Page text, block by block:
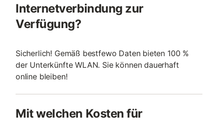
Internetverbindung zur
Verfügung?
Sicherlich! Gemäß bestfewo Daten bieten 100 %
der Unterkünfte WLAN. Sie können dauerhaft
online bleiben!
Mit welchen Kosten für